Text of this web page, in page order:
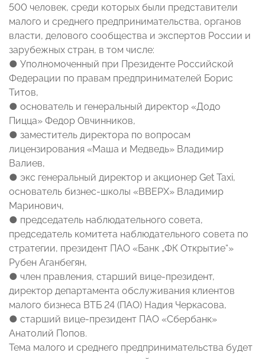
500 человек, среди которых были представители
малого и среднего предпринимательства, органов
власти, делового сообщества и экспертов России и
зарубежных стран, в том числе:
● Уполномоченный при Президенте Российской
Федерации по правам предпринимателей Борис
Титов,
● основатель и генеральный директор «Додо
Пицца» Федор Овчинников,
● заместитель директора по вопросам
лицензирования «Маша и Медведь» Владимир
Валиев,
● экс генеральный директор и акционер Get Taxi,
основатель бизнес-школы «ВВЕРХ» Владимир
Маринович,
● председатель наблюдательного совета,
председатель комитета наблюдательного совета по
стратегии, президент ПАО «Банк „ФК Открытие“»
Рубен Аганбегян,
● член правления, старший вице-президент,
директор департамента обслуживания клиентов
малого бизнеса ВТБ 24 (ПАО) Надия Черкасова,
● старший вице-президент ПАО «Сбербанк»
Анатолий Попов.
Тема малого и среднего предпринимательства будет